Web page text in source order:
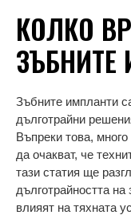
КОЛКО
Зъбните импланти
дълготрайни
Въпреки това,
да очакват, че
тази статия ще
дълготрайността
влияят на тяхната